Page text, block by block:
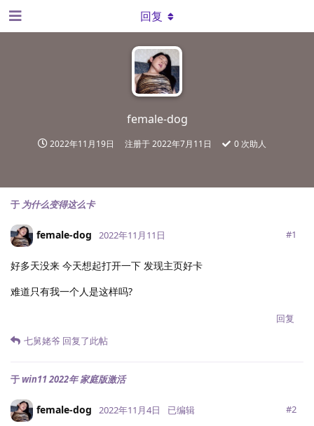
female-dog
2022年11月19日 注册于2022年7月11日 0次助人
回复
于 为什么变得这么卡
female-dog 2022年11月11日 #1
好多天没来 今天想起打开一下 发现主页好卡
难道只有我一个人是这样吗?
回复
七舅姥爷 回复了此帖
于win11 2022年 家庭版激活
female-dog 2022年11月4日 已编辑 #2